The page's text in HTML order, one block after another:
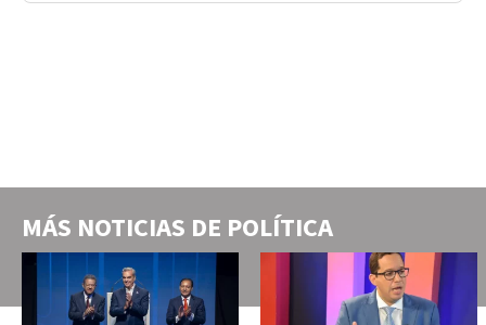
MÁS NOTICIAS DE POLÍTICA